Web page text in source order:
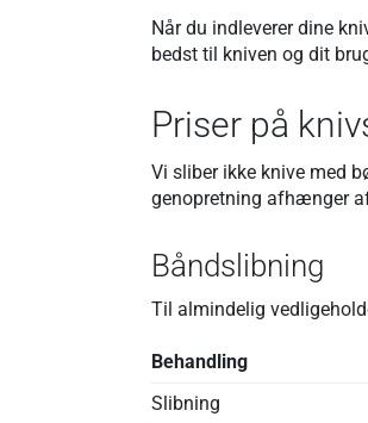
Når du indleverer dine
bedst til kniven og dit
Priser på
Vi sliber ikke knive med
genopretning afhænger
Båndslibning
Til almindelig
Behandling
Slibning